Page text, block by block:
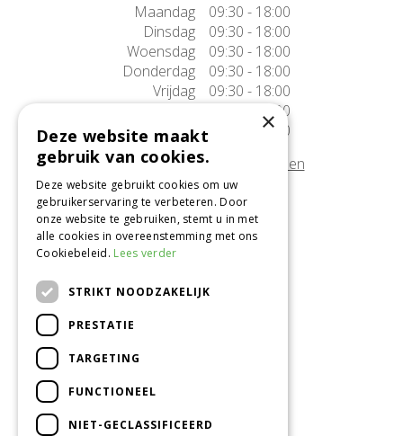
Maandag
09:30 - 18:00
Dinsdag
09:30 - 18:00
Woensdag
09:30 - 18:00
Donderdag
09:30 - 18:00
Vrijdag
09:30 - 18:00
Zaterdag
09:30 - 17:00
Zondag
10:00 - 17:00
Afwijkende openingstijden tonen
Onze locatie
Tuincentrum Alméérplant
Jac. P. Thijsseweg 4
pinterest
×
Deze website maakt
gebruik van cookies.
Deze website gebruikt cookies om uw
gebruikerservaring te verbeteren. Door
onze website te gebruiken, stemt u in met
alle cookies in overeenstemming met ons
Cookiebeleid. Lees verder
STRIKT NOODZAKELIJK
PRESTATIE
TARGETING
FUNCTIONEEL
NIET-GECLASSIFICEERD